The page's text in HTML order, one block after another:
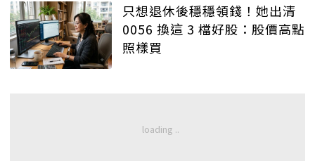
只想退休後穩穩領錢！她出清
0056 換這 3 檔好股：股價高點
照樣買